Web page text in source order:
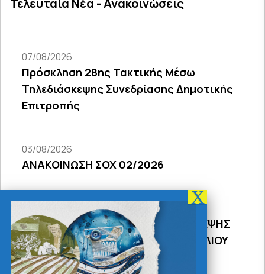
Τελευταία Νέα - Ανακοινώσεις
07/08/2026
Πρόσκληση 28ης Τακτικής Μέσω
Τηλεδιάσκεψης Συνεδρίασης Δημοτικής
Επιτροπής
03/08/2026
ΑΝΑΚΟΙΝΩΣΗ ΣΟΧ 02/2026
ΠΡΟΣΚΛΗΣΗ 18Σ ΜΕΣΩ ΤΗΛΕΔΙΑΣΚΕΨΗΣ
ΣΥΝΕΔΡΙΑΣΗΣ ΔΗΜΟΤΙΚΟΥ ΣΥΜΒΟΥΛΙΟΥ
2026